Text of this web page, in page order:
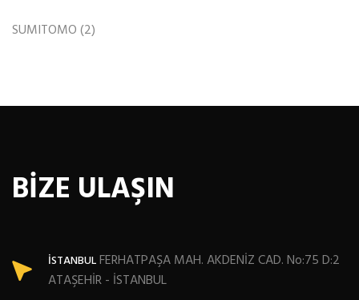
SUMITOMO(2)
BİZE ULAŞIN
İSTANBULFERHATPAŞA MAH. AKDENİZ CAD. No:75 D:2
ATAŞEHİR - İSTANBUL